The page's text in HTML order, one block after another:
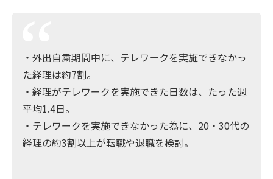
・外出自粛期間中に、テレワークを実施できなかっ
た経理は約7割。
・経理がテレワークを実施できた日数は、たった週
平均1.4日。
・テレワークを実施できなかった為に、20・30代の
経理の約3割以上が転職や退職を検討。